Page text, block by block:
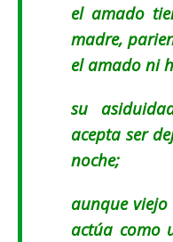
el amado
madre,
el amado ni
su
acepta ser
noche;
aunque viejo
actúa como